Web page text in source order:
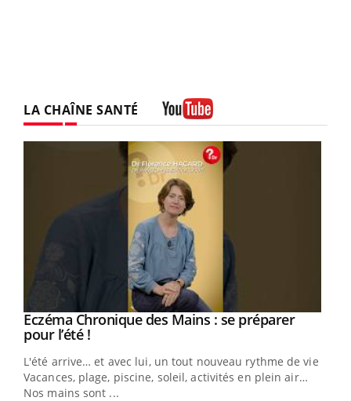
LA CHAÎNE SANTÉ
Youtube
Eczéma Chronique des Mains : se préparer
pour l’été !Youtube
L'été arrive… et avec lui, un tout nouveau rythme de vie !
Vacances, plage, piscine, soleil, activités en plein air…
Nos mains sont ...